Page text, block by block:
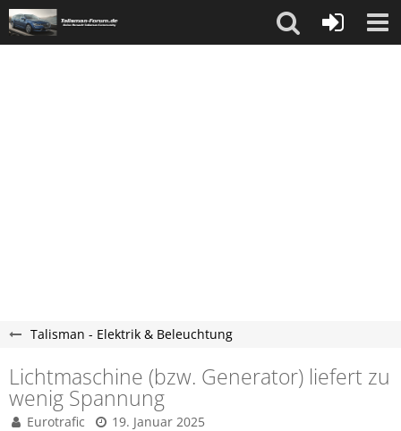
Talisman - Elektrik & Beleuchtung
Lichtmaschine (bzw. Generator) liefert zu
wenig Spannung
Eurotrafic 19. Januar 2025